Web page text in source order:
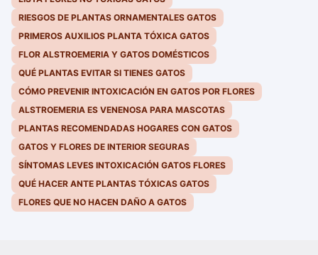
RIESGOS DE PLANTAS ORNAMENTALES GATOS
PRIMEROS AUXILIOS PLANTA TÓXICA GATOS
FLOR ALSTROEMERIA Y GATOS DOMÉSTICOS
QUÉ PLANTAS EVITAR SI TIENES GATOS
CÓMO PREVENIR INTOXICACIÓN EN GATOS POR FLORES
ALSTROEMERIA ES VENENOSA PARA MASCOTAS
PLANTAS RECOMENDADAS HOGARES CON GATOS
GATOS Y FLORES DE INTERIOR SEGURAS
SÍNTOMAS LEVES INTOXICACIÓN GATOS FLORES
QUÉ HACER ANTE PLANTAS TÓXICAS GATOS
FLORES QUE NO HACEN DAÑO A GATOS